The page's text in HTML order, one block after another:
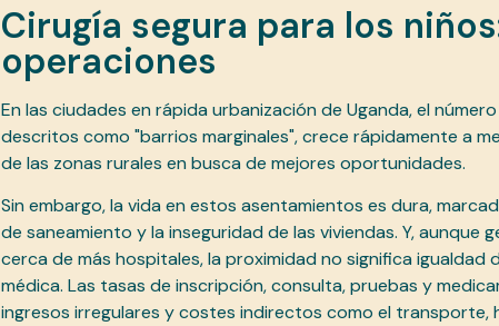
Cirugía segura para los
operaciones
En las ciudades en rápida urbanización de Uganda, el
descritos como "barrios marginales", crece rápidamente a
de las zonas rurales en busca de mejores oportunidades.
Sin embargo, la vida en estos asentamientos es dura,
de saneamiento y la inseguridad de las viviendas. Y, aunque
cerca de más hospitales, la proximidad no significa igualdad
médica. Las tasas de inscripción, consulta, pruebas y
ingresos irregulares y costes indirectos como el transporte,